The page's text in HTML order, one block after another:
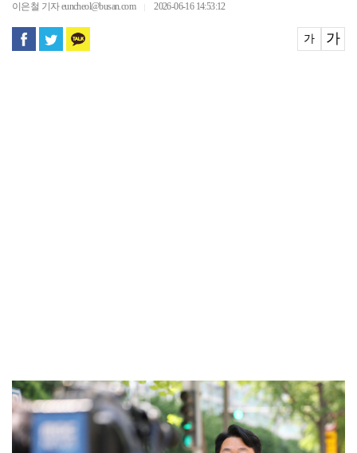
이은철 기자 euncheol@busan.com 2026-06-16 14:53:12
가 가